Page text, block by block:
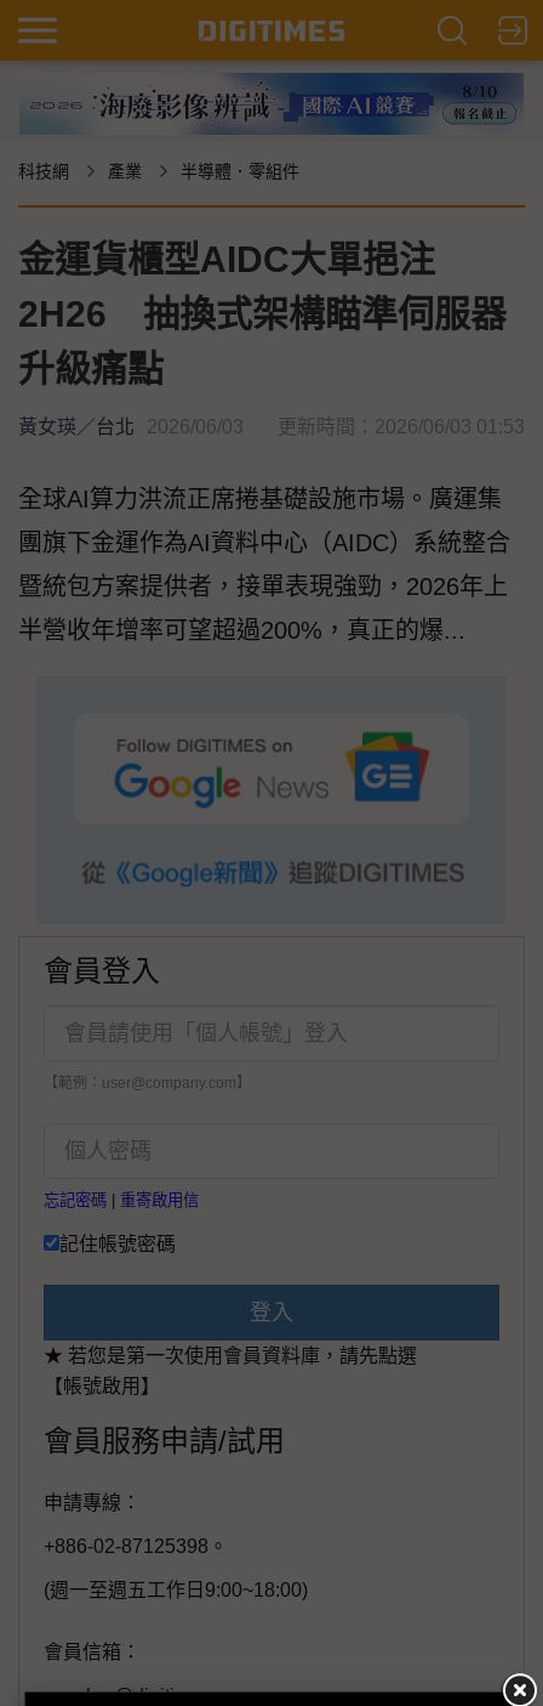
科技網 產業 半導體．零組件
金運貨櫃型AIDC大單挹注
2H26 抽換式架構瞄準伺服器
升級痛點
黃女瑛／台北 2026/06/03 更新時間：2026/06/03 01:53
全球AI算力洪流正席捲基礎設施市場。廣運集
團旗下金運作為AI資料中心（AIDC）系統整合
暨統包方案提供者，接單表現強勁，2026年上
半營收年增率可望超過200%，真正的爆...
會員登入
【範例：user@company.com】
忘記密碼 重寄啟用信
記住帳號密碼
登入
★ 若您是第一次使用會員資料庫，請先點選
【帳號啟用】
會員服務申請/試用
申請專線：
+886-02-87125398。
(週一至週五工作日9:00~18:00)
會員信箱：
member@digitimes.com